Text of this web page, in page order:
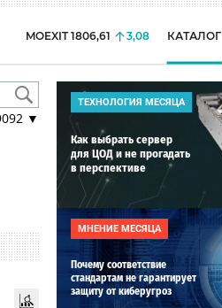
MOEXIT 1806,61 3,08 КАТАЛОГ
▼
ТЕХНОЛОГИЯ МЕСЯЦА
Как выбрать сервер
для ЦОД и не прогадать
в перспективе
МНЕНИЕ МЕСЯЦА
Почему соответствие
стандартам не гарантирует
защиту от киберугроз